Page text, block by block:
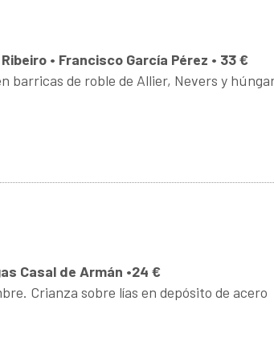
• Francisco García Pérez • 33 €
barricas de roble de Allier, Nevers y
Casal de Armán •24 €
Crianza sobre lías en depósito de acero